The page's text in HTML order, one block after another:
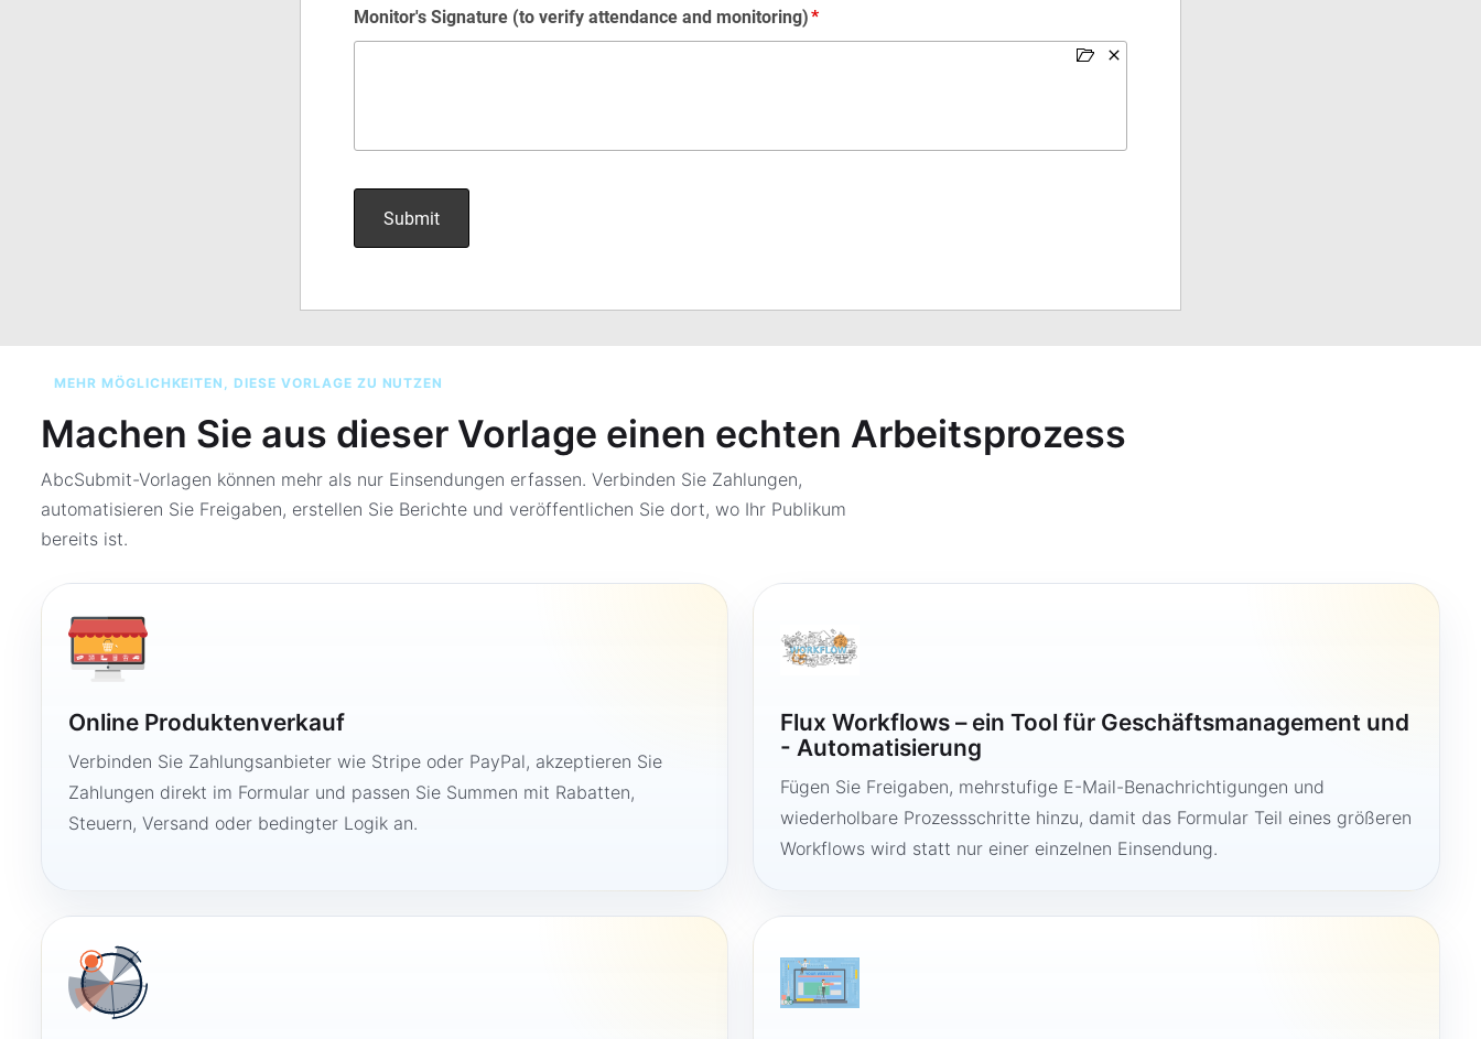
MEHR MÖGLICHKEITEN, DIESE VORLAGE ZU NUTZEN
Machen Sie aus dieser Vorlage einen echten Arbeitsprozess
AbcSubmit-Vorlagen können mehr als nur Einsendungen erfassen. Verbinden Sie Zahlungen,
automatisieren Sie Freigaben, erstellen Sie Berichte und veröffentlichen Sie dort, wo Ihr Publikum
bereits ist.
Online Produktenverkauf
Verbinden Sie Zahlungsanbieter wie Stripe oder PayPal, akzeptieren Sie
Zahlungen direkt im Formular und passen Sie Summen mit Rabatten,
Steuern, Versand oder bedingter Logik an.
Flux Workflows – ein Tool für Geschäftsmanagement und
- Automatisierung
Fügen Sie Freigaben, mehrstufige E-Mail-Benachrichtigungen und
wiederholbare Prozessschritte hinzu, damit das Formular Teil eines größeren
Workflows wird statt nur einer einzelnen Einsendung.